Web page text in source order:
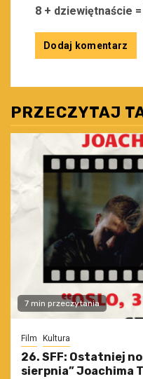
8 + dziewiętnaście =
PRZECZYTAJ
7 min przeczytania
Film Kultura
26. SFF: Ostatniej
sierpnia” Joachima